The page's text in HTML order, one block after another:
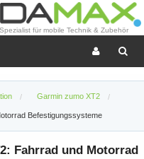
für mobile Technik & Zubehör
Garmin zumo XT2
Befestigungssysteme
Fahrrad und Motorrad